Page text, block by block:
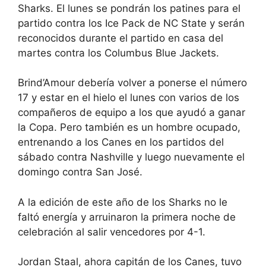
Sharks. El lunes se pondrán los patines para el
partido contra los Ice Pack de NC State y serán
reconocidos durante el partido en casa del
martes contra los Columbus Blue Jackets.
Brind’Amour debería volver a ponerse el número
17 y estar en el hielo el lunes con varios de los
compañeros de equipo a los que ayudó a ganar
la Copa. Pero también es un hombre ocupado,
entrenando a los Canes en los partidos del
sábado contra Nashville y luego nuevamente el
domingo contra San José.
A la edición de este año de los Sharks no le
faltó energía y arruinaron la primera noche de
celebración al salir vencedores por 4-1.
Jordan Staal, ahora capitán de los Canes, tuvo